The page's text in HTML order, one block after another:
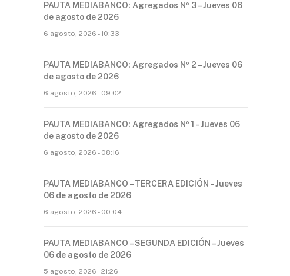
PAUTA MEDIABANCO: Agregados Nº 3 – Jueves 06
de agosto de 2026
6 agosto, 2026 - 10:33
PAUTA MEDIABANCO: Agregados Nº 2 – Jueves 06
de agosto de 2026
6 agosto, 2026 - 09:02
PAUTA MEDIABANCO: Agregados Nº 1 – Jueves 06
de agosto de 2026
6 agosto, 2026 - 08:16
PAUTA MEDIABANCO – TERCERA EDICIÓN – Jueves
06 de agosto de 2026
6 agosto, 2026 - 00:04
PAUTA MEDIABANCO – SEGUNDA EDICIÓN – Jueves
06 de agosto de 2026
5 agosto, 2026 - 21:26